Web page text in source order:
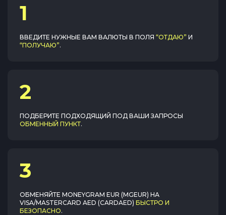
1
ВВЕДИТЕ НУЖНЫЕ ВАМ ВАЛЮТЫ В ПОЛЯ “ОТДАЮ” И
“ПОЛУЧАЮ”.
2
ПОДБЕРИТЕ ПОДХОДЯЩИЙ ПОД ВАШИ ЗАПРОСЫ
ОБМЕННЫЙ ПУНКТ.
3
ОБМЕНЯЙТЕ MONEYGRAM EUR (MGEUR) НА
VISA/MASTERCARD AED (CARDAED) БЫСТРО И
БЕЗОПАСНО.